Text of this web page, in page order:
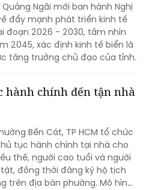
Quảng Ngãi mới ban hành Nghị
đẩy mạnh phát triển kinh tế
đoạn 2026 - 2030, tầm nhìn
2045, xác định kinh tế biển là
tăng trưởng chủ đạo của tỉnh.
hành chính đến tận nhà
Bến Cát, TP HCM tổ chức
tục hành chính tại nhà cho
thế, người cao tuổi và người
đồng thời đăng ký hộ tịch
trên địa bàn phường. Mô hình